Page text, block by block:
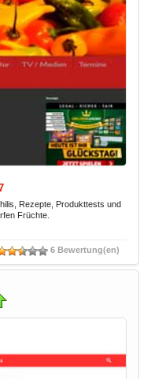
Rezepte, Produkttests und
Früchte.
6 Bewertung(en)